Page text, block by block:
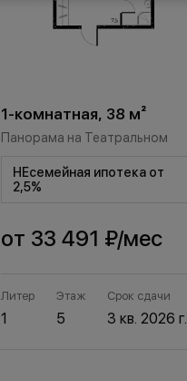
1-комнатная, 38 м²
Панорама на Театральном
НЕсемейная ипотека от
2,5%
от 33 491 ₽/мес
Литер
1
Этаж
5
Срок сдачи
3 кв. 2026 г.